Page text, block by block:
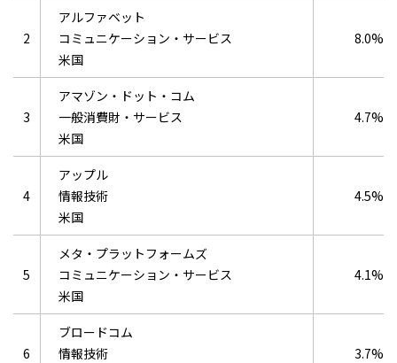
2
アルファベット
コミュニケーション・サービス
米国
8.0%
3
アマゾン・ドット・コム
一般消費財・サービス
米国
4.7%
4
アップル
情報技術
米国
4.5%
5
メタ・プラットフォームズ
コミュニケーション・サービス
米国
4.1%
6
ブロードコム
情報技術
3.7%